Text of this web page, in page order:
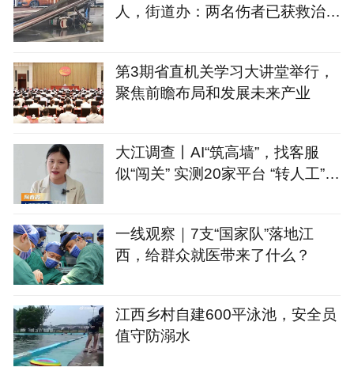
人，街道办：两名伤者已获救治，
第3期省直机关学习大讲堂举行，
聚焦前瞻布局和发展未来产业
大江调查丨AI“筑高墙”，找客服
似“闯关” 实测20家平台 “转人工”最
一线观察｜7支“国家队”落地江
西，给群众就医带来了什么？
江西乡村自建600平泳池，安全员
值守防溺水